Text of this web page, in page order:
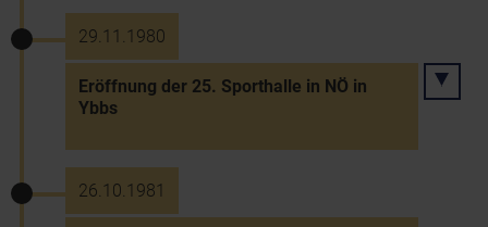
29.11.1980
Eröffnung der 25. Sporthalle in NÖ in
Ybbs
26.10.1981